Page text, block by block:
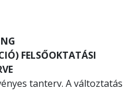
FELSŐOKTATÁSI
tanterv. A változtatás